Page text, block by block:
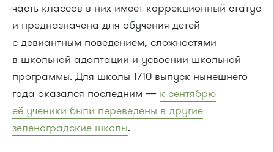
часть классов в них имеет коррекционный статус
и предназначена для обучения детей
с девиантным поведением, сложностями
в щкольной адаптации и усвоении школьной
программы. Для школы 1710 выпуск нынешнего
года оказался последним — к сентябрю
её ученики были переведены в другие
зеленоградские школы.